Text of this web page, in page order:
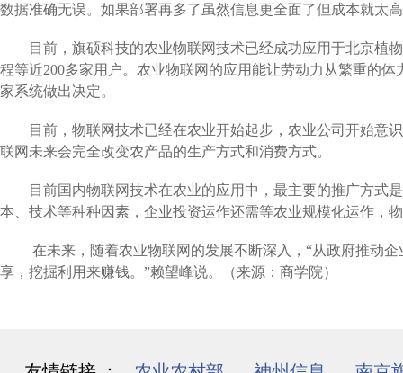
数据准确无误。如果部署再多了虽然信息更全面了但成本就太
目前，旗硕科技的农业物联网技术已经成功应用于北京植物
程等近200多家用户。农业物联网的应用能让劳动力从繁重的
家系统做出决定。
目前，物联网技术已经在农业开始起步，农业公司开始意识
联网未来会完全改变农产品的生产方式和消费方式。
目前国内物联网技术在农业的应用中，最主要的推广方式是
本、技术等种种因素，企业投资运作还需等农业规模化运作，
在未来，随着农业物联网的发展不断深入，“从政府推动企
享，挖掘利用来赚钱。”赖望峰说。（来源：商学院）